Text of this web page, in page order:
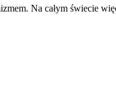
Na całym świecie